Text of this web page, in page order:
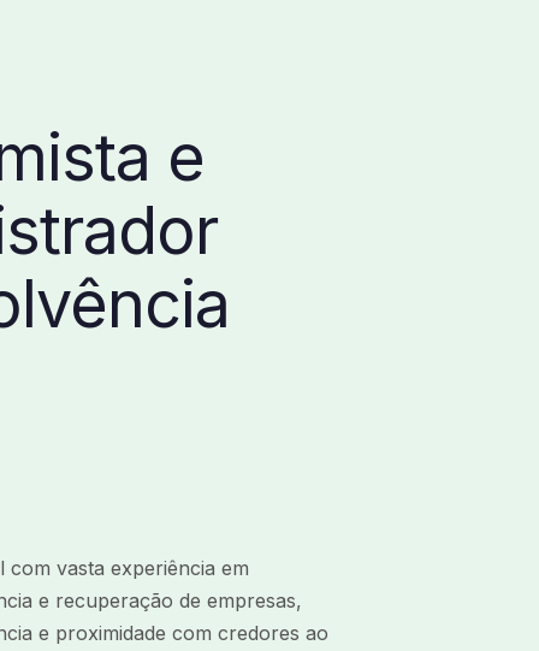
e
com vasta experiência em
e recuperação de empresas,
e proximidade com credores ao